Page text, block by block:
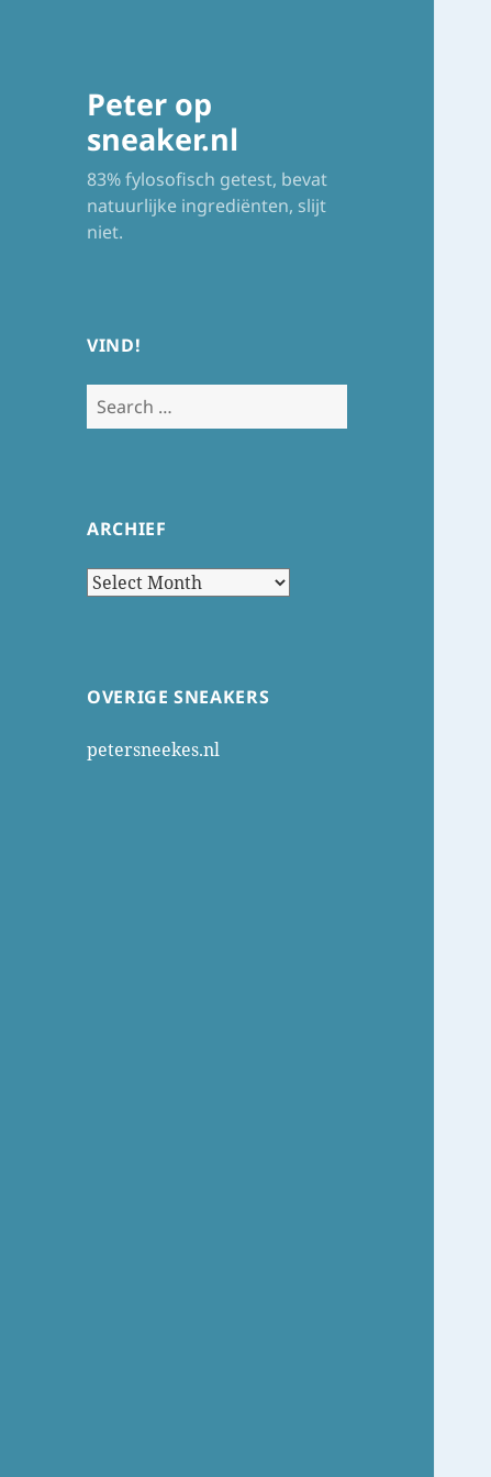
Peter op
sneaker.nl
83% fylosofisch getest, bevat
natuurlijke ingrediënten, slijt
niet.
VIND!
Search
for:
ARCHIEF
Archief
OVERIGE SNEAKERS
petersneekes.nl